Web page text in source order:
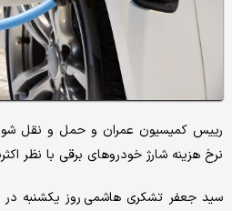
رییس کمیسیون عمران و حمل و نقل
نرخ هزینه شارژ خودروهای برقی با نظر